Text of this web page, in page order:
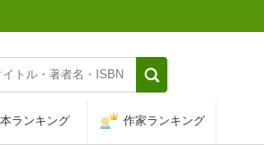
本ランキング 作家ランキング